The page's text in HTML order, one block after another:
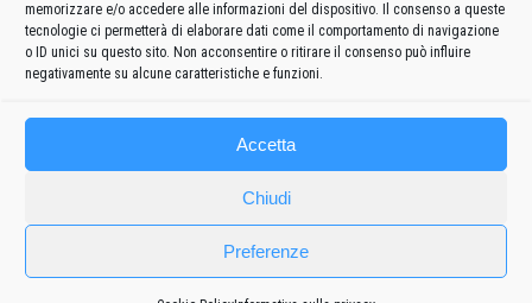
memorizzare e/o accedere alle informazioni del dispositivo. Il consenso a queste
tecnologie ci permetterà di elaborare dati come il comportamento di navigazione
o ID unici su questo sito. Non acconsentire o ritirare il consenso può influire
negativamente su alcune caratteristiche e funzioni.
Accetta
Chiudi
Preferenze
della Formazione e del Poster della Pattuglia Acrobatica
Nazionale.